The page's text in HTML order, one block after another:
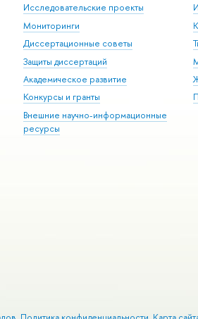
Исследовательские проекты
Мониторинги
Диссертационные советы
Защиты диссертаций
Академическое развитие
Конкурсы и гранты
Внешние научно-информационные
ресурсы